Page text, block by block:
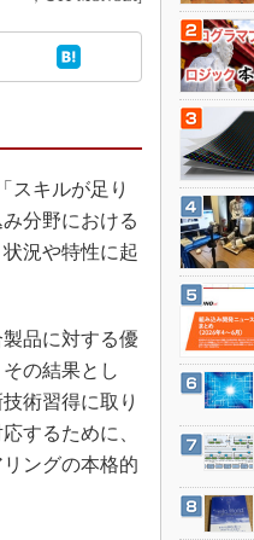
スキルが足り
分野における
況や特性に起
品に対する優
の結果とし
術習得に取り
するために、
ングの本格的